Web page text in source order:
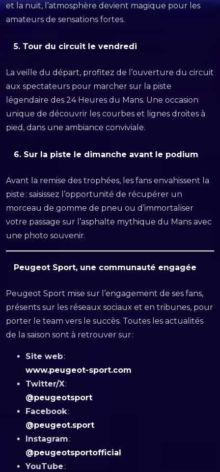
et la nuit, l’atmosphère devient magique pour les
amateurs de sensations fortes.
5. Tour du circuit le vendredi
La veille du départ, profitez de l’ouverture du circuit
aux spectateurs pour marcher sur la piste
légendaire des 24 Heures du Mans. Une occasion
unique de découvrir les courbes et lignes droites à
pied, dans une ambiance conviviale.
6. Sur la piste le dimanche avant le podium
Avant la remise des trophées, les fans envahissent la
piste : saisissez l’opportunité de récupérer un
morceau de gomme de pneu ou d’immortaliser
votre passage sur l’asphalte mythique du Mans avec
une photo souvenir.
Peugeot Sport, une communauté engagée
Peugeot Sport mise sur l’engagement de ses fans,
présents sur les réseaux sociaux et en tribunes, pour
porter le team vers le succès. Toutes les actualités
de la saison sont à retrouver sur :
Site web:
www.peugeot-sport.com
Twitter/X:
@peugeotsport
Facebook:
@peugeot.sport
Instagram :
@peugeotsportofficial
YouTube :